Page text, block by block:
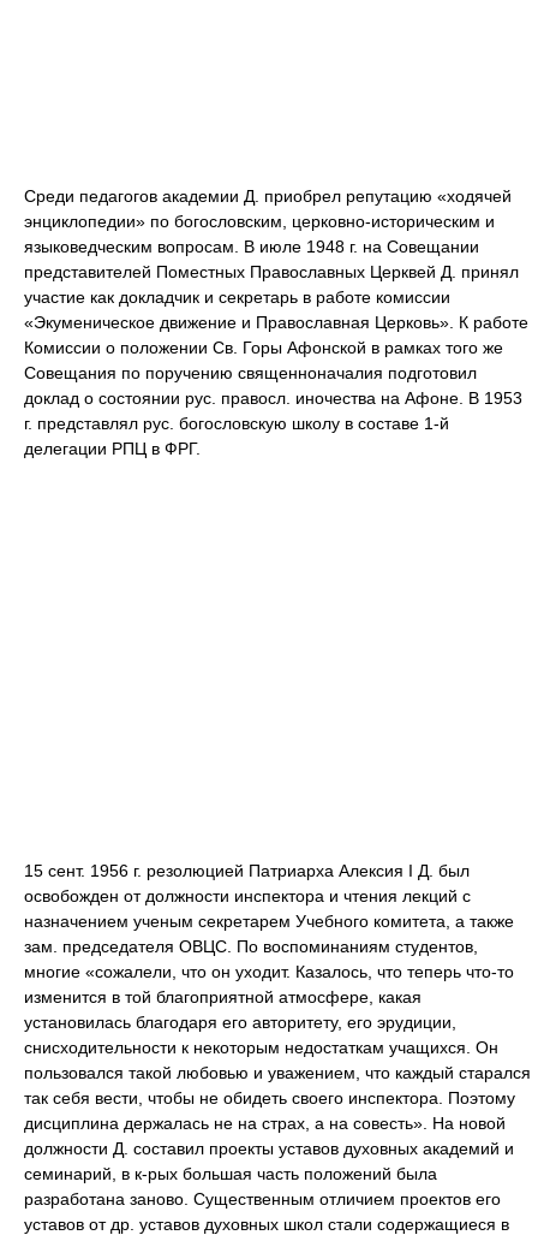
Среди педагогов академии Д. приобрел репутацию «ходячей
энциклопедии» по богословским, церковно-историческим и
языковедческим вопросам. В июле 1948 г. на Совещании
представителей Поместных Православных Церквей Д. принял
участие как докладчик и секретарь в работе комиссии
«Экуменическое движение и Православная Церковь». К работе
Комиссии о положении Св. Горы Афонской в рамках того же
Совещания по поручению священноначалия подготовил
доклад о состоянии рус. правосл. иночества на Афоне. В 1953
г. представлял рус. богословскую школу в составе 1-й
делегации РПЦ в ФРГ.
15 сент. 1956 г. резолюцией Патриарха Алексия I Д. был
освобожден от должности инспектора и чтения лекций с
назначением ученым секретарем Учебного комитета, а также
зам. председателя ОВЦС. По воспоминаниям студентов,
многие «сожалели, что он уходит. Казалось, что теперь что-то
изменится в той благоприятной атмосфере, какая
установилась благодаря его авторитету, его эрудиции,
снисходительности к некоторым недостаткам учащихся. Он
пользовался такой любовью и уважением, что каждый старался
так себя вести, чтобы не обидеть своего инспектора. Поэтому
дисциплина держалась не на страх, а на совесть». На новой
должности Д. составил проекты уставов духовных академий и
семинарий, в к-рых большая часть положений была
разработана заново. Существенным отличием проектов его
уставов от др. уставов духовных школ стали содержащиеся в